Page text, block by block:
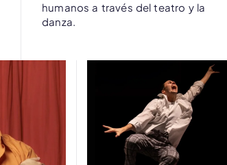
humanos a través del teatro y la
danza.